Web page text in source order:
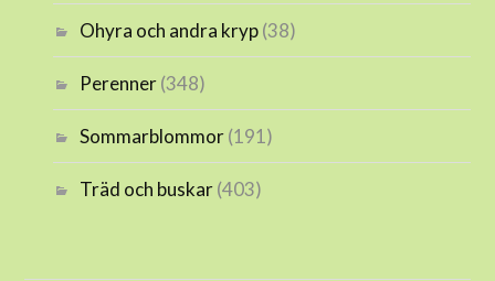
Ohyra och andra kryp(38)
Perenner(348)
Sommarblommor(191)
Träd och buskar(403)